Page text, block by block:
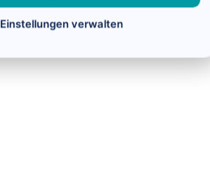
Einstellungen verwalten